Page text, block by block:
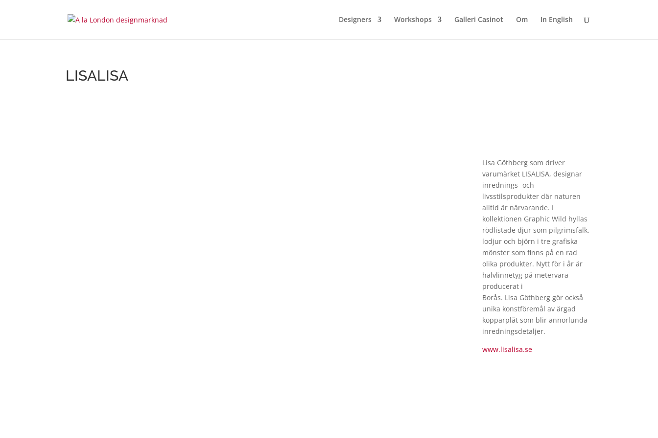
Designers Workshops Galleri Casinot Om In English
LISALISA
Lisa Göthberg som driver
varumärket LISALISA, designar
inrednings- och
livsstilsprodukter där naturen
alltid är närvarande. I
kollektionen Graphic Wild hyllas
rödlistade djur som pilgrimsfalk,
lodjur och björn i tre grafiska
mönster som finns på en rad
olika produkter. Nytt för i år är
halvlinnetyg på metervara
producerat i
Borås. Lisa Göthberg gör också
unika konstföremål av ärgad
kopparplåt som blir annorlunda
inredningsdetaljer.
www.lisalisa.se